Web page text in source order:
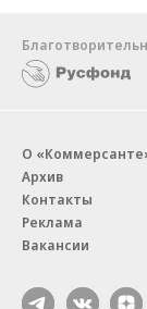
О
Архив
Контакты
Реклама
Вакансии